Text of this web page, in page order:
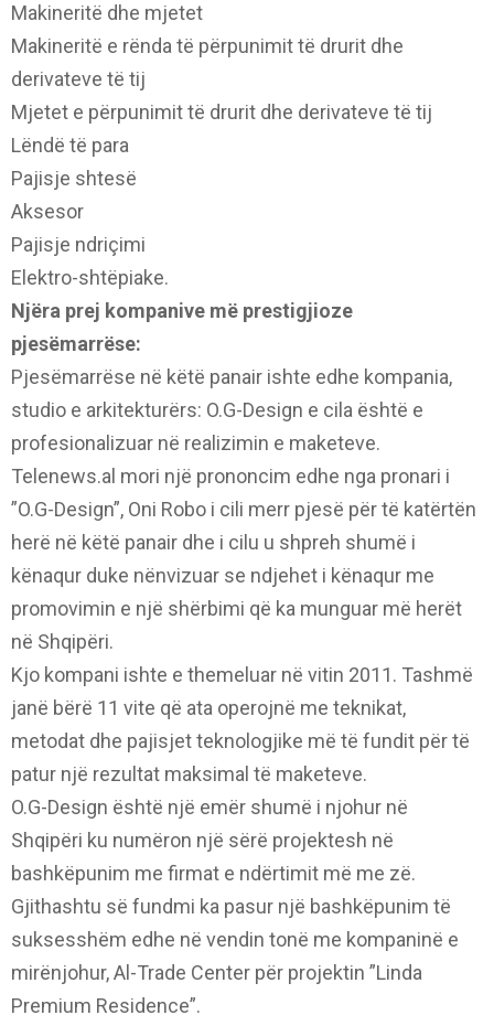
Makineritë dhe mjetet
Makineritë e rënda të përpunimit të drurit dhe
derivateve të tij
Mjetet e përpunimit të drurit dhe derivateve të tij
Lëndë të para
Pajisje shtesë
Aksesor
Pajisje ndriçimi
Elektro-shtëpiake.
Njëra prej kompanive më prestigjioze
pjesëmarrëse:
Pjesëmarrëse në këtë panair ishte edhe kompania,
studio e arkitekturërs: O.G-Design e cila është e
profesionalizuar në realizimin e maketeve.
Telenews.al mori një prononcim edhe nga pronari i
”O.G-Design”, Oni Robo i cili merr pjesë për të katërtën
herë në këtë panair dhe i cilu u shpreh shumë i
kënaqur duke nënvizuar se ndjehet i kënaqur me
promovimin e një shërbimi që ka munguar më herët
në Shqipëri.
Kjo kompani ishte e themeluar në vitin 2011. Tashmë
janë bërë 11 vite që ata operojnë me teknikat,
metodat dhe pajisjet teknologjike më të fundit për të
patur një rezultat maksimal të maketeve.
O.G-Design është një emër shumë i njohur në
Shqipëri ku numëron një sërë projektesh në
bashkëpunim me firmat e ndërtimit më me zë.
Gjithashtu së fundmi ka pasur një bashkëpunim të
suksesshëm edhe në vendin tonë me kompaninë e
mirënjohur, Al-Trade Center për projektin ”Linda
Premium Residence”.